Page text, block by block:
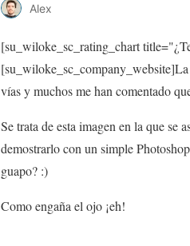
Alex
[su_wiloke_sc_rating_chart
vías y muchos me han comentado
Se trata de esta imagen en la que se
demostrarlo con un simple
guapo? :)
Como engaña el ojo ¡eh!